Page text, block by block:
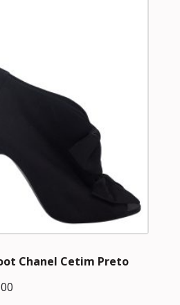
Chanel Cetim Preto